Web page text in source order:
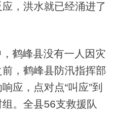
，洪水就已经涌进了
鹤峰县没有一人因灾
，鹤峰县防汛指挥部
应，点对点“叫应”到
。全县56支救援队